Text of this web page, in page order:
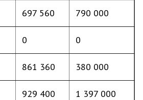
697 560 790 000
0 0
861 360 380 000
929 400 1 397 000